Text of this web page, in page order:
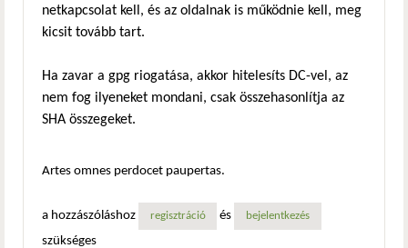
netkapcsolat kell, és az oldalnak is működnie kell, meg
kicsit tovább tart.
Ha zavar a gpg riogatása, akkor hitelesíts DC-vel, az
nem fog ilyeneket mondani, csak összehasonlítja az
SHA összegeket.
Artes omnes perdocet paupertas.
a hozzászóláshoz regisztráció és bejelentkezés
szükséges